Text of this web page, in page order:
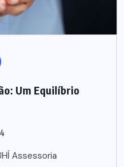
Um Equilíbrio
Assessoria